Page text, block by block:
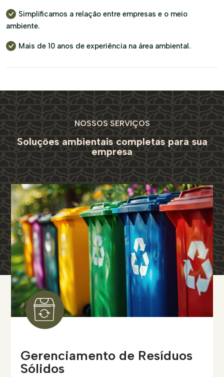
Simplificamos a relação entre empresas e o meio
ambiente.
Mais de 10 anos de experiência na área ambiental.
NOSSOS SERVIÇOS
Soluções ambientais completaspara sua
empresa
Gerenciamento de Resíduos
Sólidos